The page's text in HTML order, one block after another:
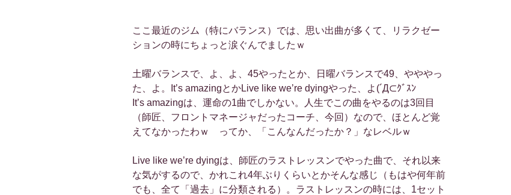
ここ最近のジム（特にバランス）では、思い出曲が多くて、リラクゼー
ションの時にちょっと涙ぐんでましたｗ
土曜バランスで、よ、よ、45やったとか、日曜バランスで49、やややっ
た、よ。It’s amazingとかLive like we’re dyingやった、よ(´Д⊂ｸﾞｽﾝ
It’s amazingは、運命の1曲でしかない。人生でこの曲をやるのは3回目
（師匠、フロントマネージャだったコーチ、今回）なので、ほとんど覚
えてなかったわｗ ってか、「こんなんだったか？」なレベルｗ
Live like we’re dyingは、師匠のラストレッスンでやった曲で、それ以来
な気がするので、かれこれ4年ぶりくらいとかそんな感じ（もはや何年前
でも、全て「過去」に分類される）。ラストレッスンの時には、1セット